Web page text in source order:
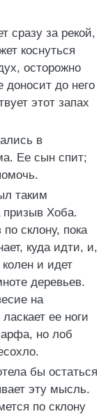
сразу за рекой,
коснуться
осторожно
доносит до него
этот запах
в
Ее сын спит;
таким
Хоба.
склону, пока
куда идти, и,
и идет
деревьев.
на
ее ноги
но лоб
бы остаться
эту мысль.
по склону